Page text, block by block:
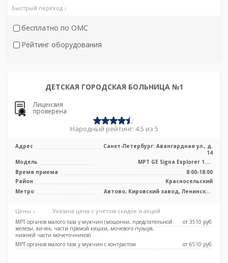
Быстрый переход ↓
бесплатно по ОМС
Рейтинг оборудования
ДЕТСКАЯ ГОРОДСКАЯ БОЛЬНИЦА №1
Лицензия
проверена
Народный рейтинг: 4.5 из 5
Адрес
Санкт-Петербург: Авангардная ул., д.
14
Модель
МРТ GE Signa Explorer 1.5T
высокопольный полуоткрытый тип, КТ
Siemens ...
Время приема
8:00-18:00
Район
Красносельский
Метро
Автово, Кировский завод, Ленинский
Цены ↓ Указана цена с учетом скидок и акций
МРТ органов малого таза у мужчин (мошонки, предстательной
железы, яичек, части прямой кишки, мочевого пузыря,
нижней части мочеточников)
от 3510 pуб.
МРТ органов малого таза у мужчин с контрастом от 6510 pуб.